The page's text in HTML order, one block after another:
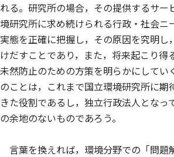
れる。研究所の場合，その提供するサー
境研究所に求め続けられる行政・社会ニ
実態を正確に把握し，その原因を究明し
けだすことであり，また，将来起こり得
未然防止のための方策を明らかにしてい
のことは，これまで国立環境研究所に期
きた役割であるし，独立行政法人となっ
の余地のないものであろう。
言葉を換えれば，環境分野での「問題